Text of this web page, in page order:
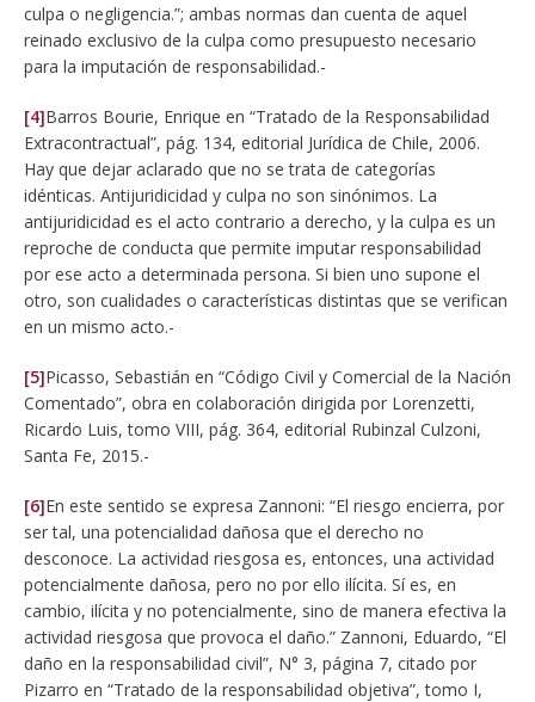
culpa o negligencia.”; ambas normas dan cuenta de aquel
reinado exclusivo de la culpa como presupuesto necesario
para la imputación de responsabilidad.-
[4]Barros Bourie, Enrique en “Tratado de la Responsabilidad
Extracontractual”, pág. 134, editorial Jurídica de Chile, 2006.
Hay que dejar aclarado que no se trata de categorías
idénticas. Antijuridicidad y culpa no son sinónimos. La
antijuridicidad es el acto contrario a derecho, y la culpa es un
reproche de conducta que permite imputar responsabilidad
por ese acto a determinada persona. Si bien uno supone el
otro, son cualidades o características distintas que se verifican
en un mismo acto.-
[5]Picasso, Sebastián en “Código Civil y Comercial de la Nación
Comentado”, obra en colaboración dirigida por Lorenzetti,
Ricardo Luis, tomo VIII, pág. 364, editorial Rubinzal Culzoni,
Santa Fe, 2015.-
[6]En este sentido se expresa Zannoni: “El riesgo encierra, por
ser tal, una potencialidad dañosa que el derecho no
desconoce. La actividad riesgosa es, entonces, una actividad
potencialmente dañosa, pero no por ello ilícita. Sí es, en
cambio, ilícita y no potencialmente, sino de manera efectiva la
actividad riesgosa que provoca el daño.” Zannoni, Eduardo, “El
daño en la responsabilidad civil”, N° 3, página 7, citado por
Pizarro en “Tratado de la responsabilidad objetiva”, tomo I,